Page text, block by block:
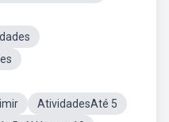
AtividadesAté 5